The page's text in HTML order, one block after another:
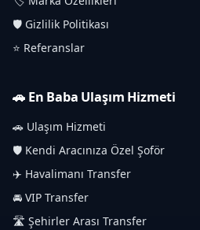
🛡️ Gizlilik Politikası
⭐ Referanslar
🚗 En Baba Ulaşım Hizmeti
🚗 Ulaşım Hizmeti
🛡️ Kendi Aracınıza Özel Şoför
✈️ Havalimanı Transfer
🚘 VIP Transfer
🛣️ Şehirler Arası Transfer